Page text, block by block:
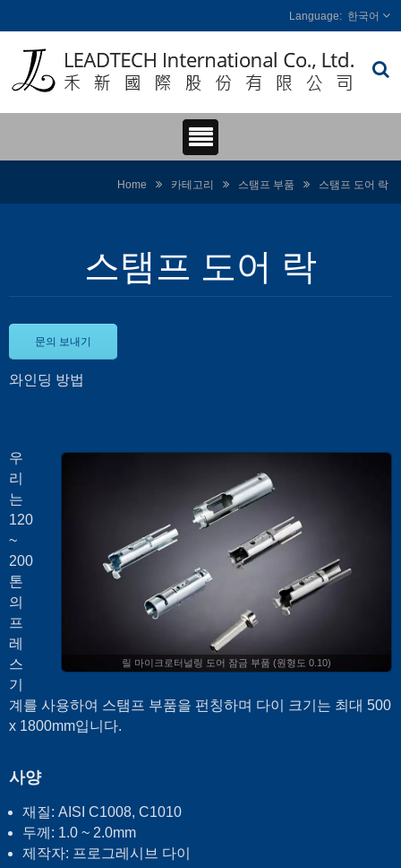
한국어
Home 카테고리 스탬프 부품 스탬프 도어 락
스탬프 도어 락
문의 보내기
와인딩 방법
릴 마이크로터널링 도어 잠금 부품 (원형도 0.10)
우
리
는
120
~
200
톤
의
프
레
스
기
계를 사용하여 스탬프 부품을 펀칭하며 다이 크기는 최대 500
x 1800mm입니다.
사양
재질: AISI C1008, C1010
두께: 1.0 ~ 2.0mm
제작자: 프로그레시브 다이